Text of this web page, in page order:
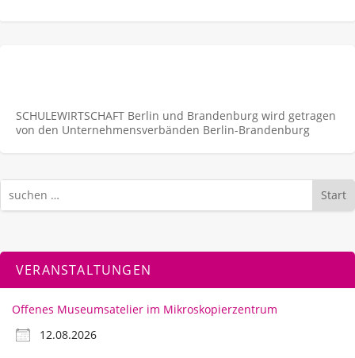
SCHULEWIRTSCHAFT Berlin und Brandenburg wird getragen
von den Unternehmens­verbänden Berlin-Brandenburg
Start
VERANSTALTUNGEN
Offenes Museumsatelier im Mikroskopierzentrum
12.08.2026